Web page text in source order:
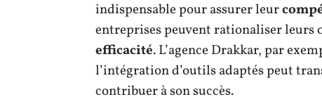
indispensable pour assurer leur
entreprises peuvent rationaliser leurs
efficacité. L’agence Drakkar, par
l’intégration d’outils adaptés peut
contribuer à son succès.